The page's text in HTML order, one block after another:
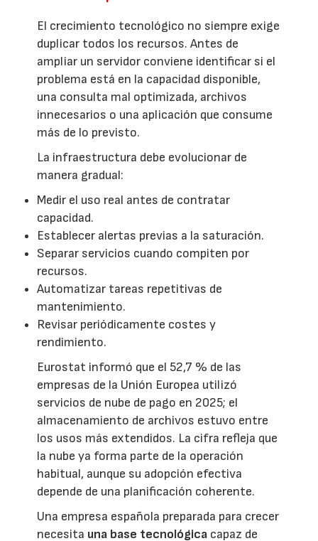
El crecimiento tecnológico no siempre exige
duplicar todos los recursos. Antes de
ampliar un servidor conviene identificar si el
problema está en la capacidad disponible,
una consulta mal optimizada, archivos
innecesarios o una aplicación que consume
más de lo previsto.
La infraestructura debe evolucionar de
manera gradual:
Medir el uso real antes de contratar
capacidad.
Establecer alertas previas a la saturación.
Separar servicios cuando compiten por
recursos.
Automatizar tareas repetitivas de
mantenimiento.
Revisar periódicamente costes y
rendimiento.
Eurostat informó que el 52,7 % de las
empresas de la Unión Europea utilizó
servicios de nube de pago en 2025; el
almacenamiento de archivos estuvo entre
los usos más extendidos. La cifra refleja que
la nube ya forma parte de la operación
habitual, aunque su adopción efectiva
depende de una planificación coherente.
Una empresa española preparada para crecer
necesita una base tecnológica capaz de